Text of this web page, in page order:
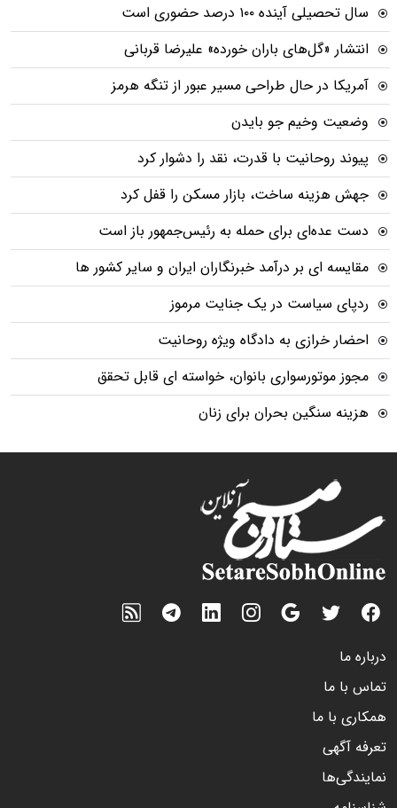
سال تحصیلی آینده ۱۰۰ درصد حضوری است
انتشار «گل‌های باران خورده» علیرضا قربانی
آمریکا در حال طراحی مسیر عبور از تنگه هرمز
وضعیت وخیم جو بایدن
پیوند روحانیت با قدرت، نقد را دشوار کرد
جهش هزینه ساخت، بازار مسکن را قفل کرد
دست عده‌ای برای حمله به رئیس‌جمهور باز است
مقایسه ای بر درآمد خبرنگاران ایران و سایر کشور ها
ردپای سیاست در یک جنایت مرموز
احضار خرازی به دادگاه ویژه روحانیت
مجوز موتورسواری بانوان، خواسته ای قابل تحقق
هزینه سنگین بحران برای زنان
درباره ما
تماس با ما
همکاری با ما
تعرفه آگهی
نمایندگی‌ها